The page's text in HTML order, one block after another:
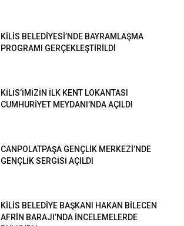
KİLİS BELEDİYESİ’NDE BAYRAMLAŞMA
PROGRAMI GERÇEKLEŞTİRİLDİ
KİLİS’İMİZİN İLK KENT LOKANTASI
CUMHURİYET MEYDANI’NDA AÇILDI
CANPOLATPAŞA GENÇLİK MERKEZİ’NDE
GENÇLİK SERGİSİ AÇILDI
KİLİS BELEDİYE BAŞKANI HAKAN BİLECEN
AFRİN BARAJI’NDA İNCELEMELERDE